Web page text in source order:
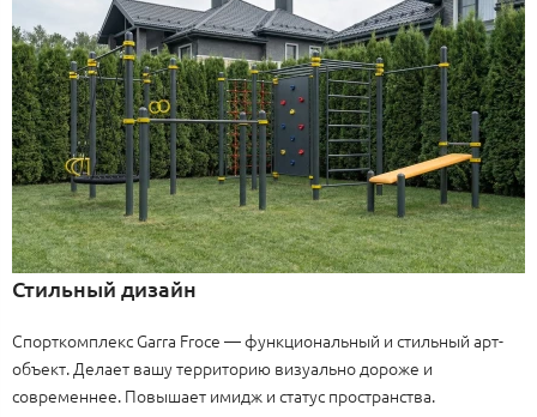
Стильный дизайн
Спорткомплекс Garra Froce — функциональный и стильный арт-
объект. Делает вашу территорию визуально дороже и
современнее. Повышает имидж и статус пространства.